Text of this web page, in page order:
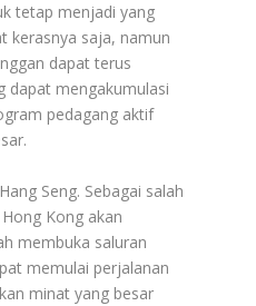
tetap menjadi yang
kerasnya saja, namun
dapat terus
dapat mengakumulasi
pedagang aktif
Seng. Sebagai salah
Kong akan
membuka saluran
memulai perjalanan
minat yang besar